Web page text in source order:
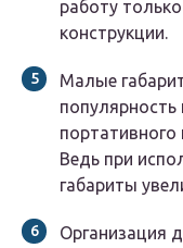
работу
конструкции.
Малые
популярность
портативного
Ведь при
габариты
Организация